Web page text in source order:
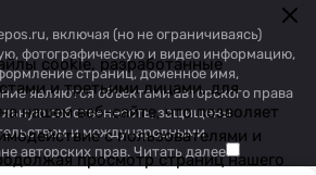
cookie, разработанные
и третьими лицами, для
нашем веб-сайте, что позволяет
с пользователями и
просмотр страниц нашего
включая (но не ограничиваясь)
фотографическую и видео информацию,
страниц, доменное имя,
являются объектами авторского права
собственность, защищены
и международными
авторских прав. Читать далее